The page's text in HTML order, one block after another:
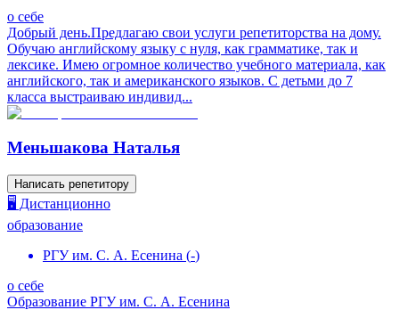
о себе
Добрый день.Предлагаю свои услуги репетиторства на дому.
Обучаю английскому языку с нуля, как грамматике, так и
лексике. Имею огромное количество учебного материала, как
английского, так и американского языков. С детьми до 7
класса выстраиваю индивид...
Меньшакова Наталья
Написать репетитору
🖥️ Дистанционно
образование
РГУ им. С. А. Есенина (-)
о себе
Образование РГУ им. С. А. Есенина